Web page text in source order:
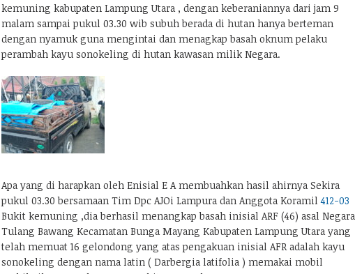
kemuning kabupaten Lampung Utara , dengan keberaniannya dari jam 9
malam sampai pukul 03.30 wib subuh berada di hutan hanya berteman
dengan nyamuk guna mengintai dan menagkap basah oknum pelaku
perambah kayu sonokeling di hutan kawasan milik Negara.
Apa yang di harapkan oleh Enisial E A membuahkan hasil ahirnya Sekira
pukul 03.30 bersamaan Tim Dpc AJOi Lampura dan Anggota Koramil412-03
Bukit kemuning ,dia berhasil menangkap basah inisial ARF (46) asal Negara
Tulang Bawang Kecamatan Bunga Mayang Kabupaten Lampung Utara yang
telah memuat 16 gelondong yang atas pengakuan inisial AFR adalah kayu
sonokeling dengan nama latin ( Darbergia latifolia ) memakai mobil